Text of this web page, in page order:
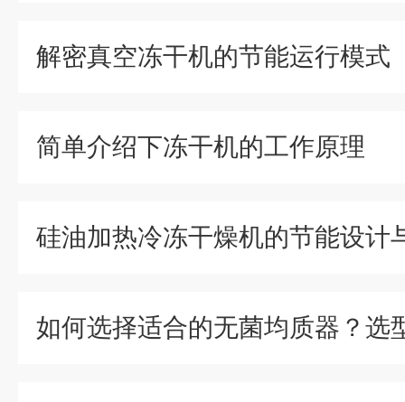
解密真空冻干机的节能运行模式
简单介绍下冻干机的工作原理